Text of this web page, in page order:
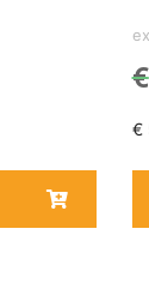
€
€